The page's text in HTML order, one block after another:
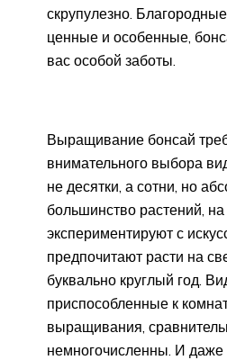
скрупулезно.
ценные и особенные,
вас особой заботы.
Выращивание бонсай
внимательного выбора
не десятки, а сотни, но
большинство растений,
экспериментируют с
предпочитают расти на
буквально круглый год.
приспособленные к
выращивания,
немногочисленны. И даже